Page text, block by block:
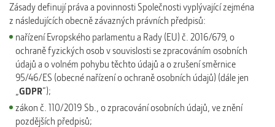
Zásady definují práva a povinnosti Společnosti vyplývající zejména
z následujících obecně závazných právních předpisů:
nařízení Evropského parlamentu a Rady (EU) č. 2016/679, o
ochraně fyzických osob v souvislosti se zpracováním osobních
údajů a o volném pohybu těchto údajů a o zrušení směrnice
95/46/ES (obecné nařízení o ochraně osobních údajů) (dále jen
„GDPR“);
zákon č. 110/2019 Sb., o zpracování osobních údajů, ve znění
pozdějších předpisů;